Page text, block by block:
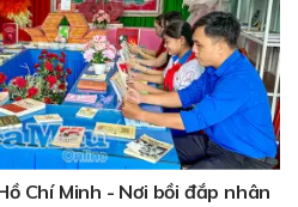
Chí Minh - Nơi bồi đắp nhân